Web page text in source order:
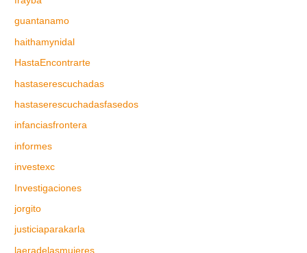
guantanamo
haithamynidal
HastaEncontrarte
hastaserescuchadas
hastaserescuchadasfasedos
infanciasfrontera
informes
investexc
Investigaciones
jorgito
justiciaparakarla
laeradelasmujeres